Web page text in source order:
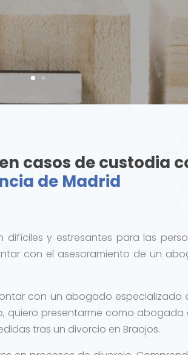
casos de custodia
de Madrid
y estresantes para las
con el asesoramiento de un
con un abogado
quiero presentarme como
tras un divorcio en Braojos.